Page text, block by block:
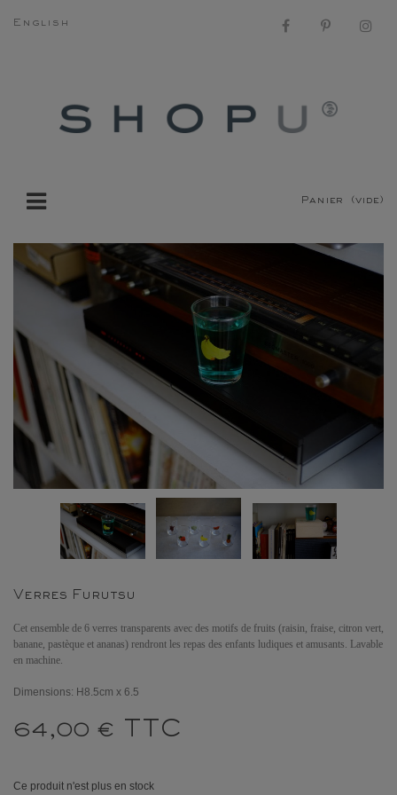
English
Panier (vide)
Verres Furutsu
Cet ensemble de 6 verres transparents avec des motifs de fruits (raisin, fraise, citron vert,
banane, pastèque et ananas) rendront les repas des enfants ludiques et amusants. Lavable
en machine.
Dimensions: H8.5cm x 6.5
64,00 € TTC
Ce produit n'est plus en stock